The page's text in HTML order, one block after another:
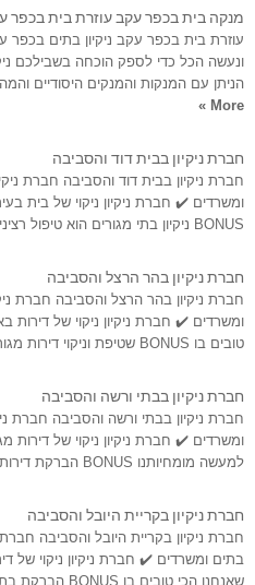
מנקה בית בכפר עקב עוזרת בית בכפר
עוזרת בית בכפר עקב ניקיון בתים בכפר
ונעשה הכל כדי לספק הוכחה בשבילכם
הניתן עם המנקות והמנקים היסודיים
More »
חברת ניקיון בבית דוד והסביבה
חברת ניקיון בבית דוד והסביבה חברת
ומשרדים ✔️ חברת ניקיון ניקוי של בית
BONUS ניקיון בתי מגורים הוא טיפול רציני נוסף
חברת ניקיון בהר הרצל והסביבה
חברת ניקיון בהר הרצל והסביבה חברת
ומשרדים ✔️ חברת ניקיון ניקוי של דירות
טובים בו BONUS שטיפת וניקוי דירות מגורים
חברת ניקיון בבתי ורשה והסביבה
חברת ניקיון בבתי ורשה והסביבה חברת
ומשרדים ✔️ חברת ניקיון ניקוי של דירות
למעשה מומחיותנו BONUS הברקת דירות זה טיפול רציני מוסף
חברת ניקיון בקריית היובל והסביבה
חברת ניקיון בקריית היובל והסביבה חברת
בתים ומשרדים ✔️ חברת ניקיון ניקוי של
שאנחנו הכי טובים בו BONUS הברקת בתי מגורים הינו